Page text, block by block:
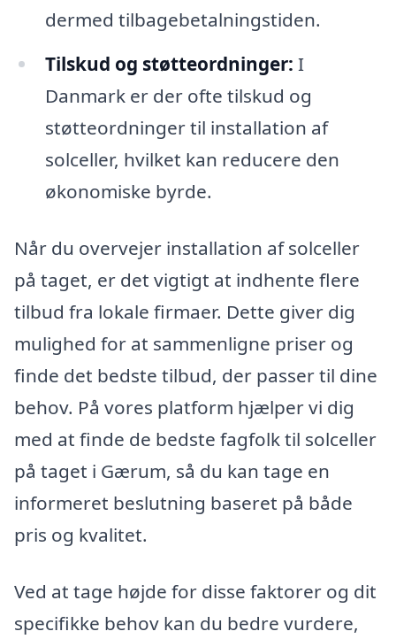
dermed tilbagebetalningstiden.
Tilskud og støtteordninger: I
Danmark er der ofte tilskud og
støtteordninger til installation af
solceller, hvilket kan reducere den
økonomiske byrde.
Når du overvejer installation af solceller
på taget, er det vigtigt at indhente flere
tilbud fra lokale firmaer. Dette giver dig
mulighed for at sammenligne priser og
finde det bedste tilbud, der passer til dine
behov. På vores platform hjælper vi dig
med at finde de bedste fagfolk til solceller
på taget i Gærum, så du kan tage en
informeret beslutning baseret på både
pris og kvalitet.
Ved at tage højde for disse faktorer og dit
specifikke behov kan du bedre vurdere,